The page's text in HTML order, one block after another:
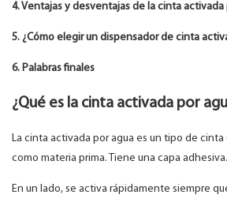
4. Ventajas y desventajas de la cinta activada
5. ¿Cómo elegir un dispensador de cinta
6. Palabras finales
¿Qué es la cinta activada por
La cinta activada por agua es un tipo de
como materia prima. Tiene una capa adhesiva.
En un lado, se activa rápidamente siempre